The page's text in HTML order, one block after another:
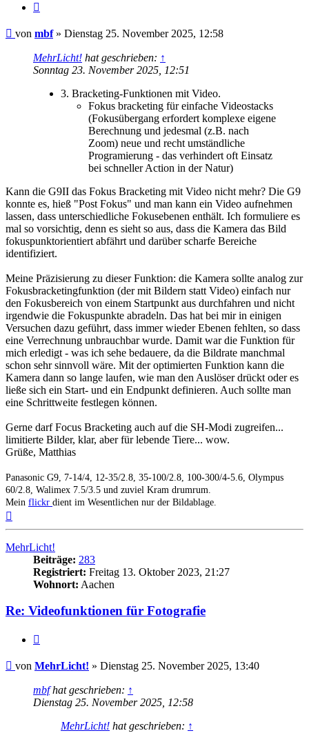
Beitrag
von mbf» Dienstag 25. November 2025, 12:58
MehrLicht! hat geschrieben: ↑
Sonntag 23. November 2025, 12:51
3. Bracketing-Funktionen mit Video.
Fokus bracketing für einfache Videostacks
(Fokusübergang erfordert komplexe eigene
Berechnung und jedesmal (z.B. nach
Zoom) neue und recht umständliche
Programierung - das verhindert oft Einsatz
bei schneller Action in der Natur)
Kann die G9II das Fokus Bracketing mit Video nicht mehr? Die G9
konnte es, hieß "Post Fokus" und man kann ein Video aufnehmen
lassen, dass unterschiedliche Fokusebenen enthält. Ich formuliere es
mal so vorsichtig, denn es sieht so aus, dass die Kamera das Bild
fokuspunktorientiert abfährt und darüber scharfe Bereiche
identifiziert.
Meine Präzisierung zu dieser Funktion: die Kamera sollte analog zur
Fokusbracketingfunktion (der mit Bildern statt Video) einfach nur
den Fokusbereich von einem Startpunkt aus durchfahren und nicht
irgendwie die Fokuspunkte abradeln. Das hat bei mir in einigen
Versuchen dazu geführt, dass immer wieder Ebenen fehlten, so dass
eine Verrechnung unbrauchbar wurde. Damit war die Funktion für
mich erledigt - was ich sehe bedauere, da die Bildrate manchmal
schon sehr sinnvoll wäre. Mit der optimierten Funktion kann die
Kamera dann so lange laufen, wie man den Auslöser drückt oder es
ließe sich ein Start- und ein Endpunkt definieren. Auch sollte man
eine Schrittweite festlegen können.
Gerne darf Focus Bracketing auch auf die SH-Modi zugreifen...
limitierte Bilder, klar, aber für lebende Tiere... wow.
Grüße, Matthias
Panasonic G9, 7-14/4, 12-35/2.8, 35-100/2.8, 100-300/4-5.6, Olympus
60/2.8, Walimex 7.5/3.5 und zuviel Kram drumrum.
Mein flickr dient im Wesentlichen nur der Bildablage.
MehrLicht!
Beiträge: 283
Registriert: Freitag 13. Oktober 2023, 21:27
Wohnort: Aachen
Re: Videofunktionen für Fotografie
Beitrag
von MehrLicht! » Dienstag 25. November 2025, 13:40
mbfhat geschrieben: ↑
Dienstag 25. November 2025, 12:58
MehrLicht! hat geschrieben: ↑